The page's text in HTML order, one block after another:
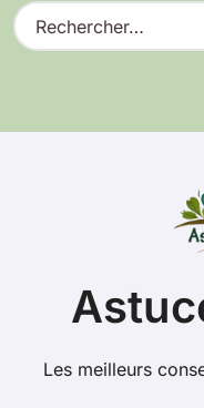
R
e
r
Les meilleurs